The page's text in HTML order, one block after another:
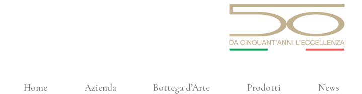
Home Azienda Bottega d’Arte Prodotti News